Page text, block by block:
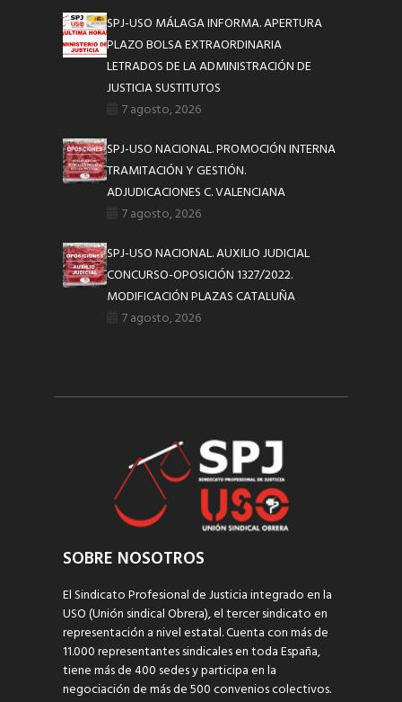
SPJ-USO MÁLAGA INFORMA. APERTURA
PLAZO BOLSA EXTRAORDINARIA
LETRADOS DE LA ADMINISTRACIÓN DE
JUSTICIA SUSTITUTOS
7 agosto, 2026
SPJ-USO NACIONAL. PROMOCIÓN INTERNA
TRAMITACIÓN Y GESTIÓN.
ADJUDICACIONES C. VALENCIANA
7 agosto, 2026
SPJ-USO NACIONAL. AUXILIO JUDICIAL
CONCURSO-OPOSICIÓN 1327/2022.
MODIFICACIÓN PLAZAS CATALUÑA
7 agosto, 2026
SOBRE NOSOTROS
El Sindicato Profesional de Justicia integrado en la
USO (Unión sindical Obrera), el tercer sindicato en
representación a nivel estatal. Cuenta con más de
11.000 representantes sindicales en toda España,
tiene más de 400 sedes y participa en la
negociación de más de 500 convenios colectivos.